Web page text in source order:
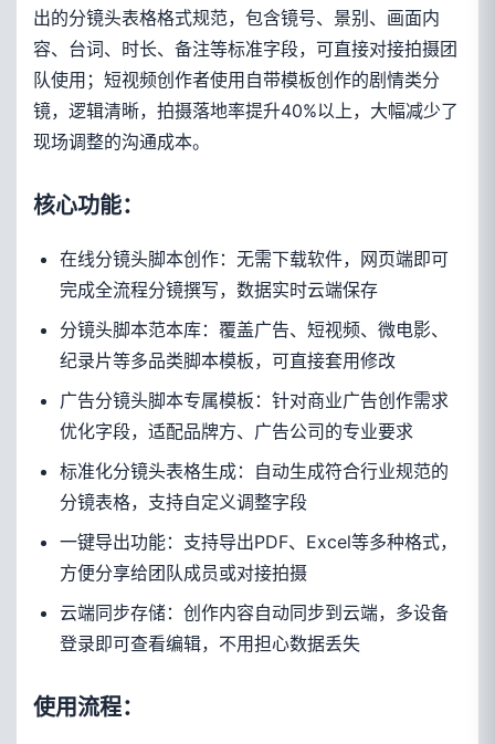
出的分镜头表格格式规范，包含镜号、景别、画面内
容、台词、时长、备注等标准字段，可直接对接拍摄团
队使用；短视频创作者使用自带模板创作的剧情类分
镜，逻辑清晰，拍摄落地率提升40%以上，大幅减少了
现场调整的沟通成本。
核心功能：
在线分镜头脚本创作：无需下载软件，网页端即可
完成全流程分镜撰写，数据实时云端保存
分镜头脚本范本库：覆盖广告、短视频、微电影、
纪录片等多品类脚本模板，可直接套用修改
广告分镜头脚本专属模板：针对商业广告创作需求
优化字段，适配品牌方、广告公司的专业要求
标准化分镜头表格生成：自动生成符合行业规范的
分镜表格，支持自定义调整字段
一键导出功能：支持导出PDF、Excel等多种格式，
方便分享给团队成员或对接拍摄
云端同步存储：创作内容自动同步到云端，多设备
登录即可查看编辑，不用担心数据丢失
使用流程：